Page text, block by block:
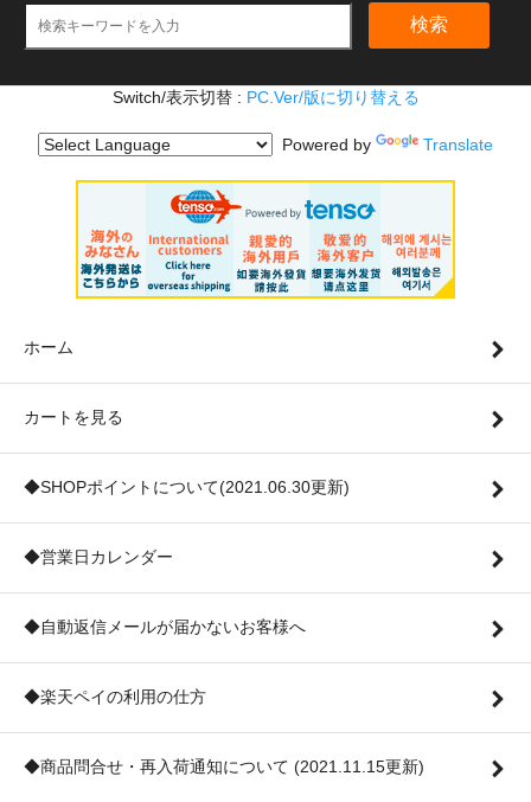
検索
Switch/表示切替 : PC.Ver/版に切り替える
Powered by Translate
ホーム
カートを見る
◆SHOPポイントについて(2021.06.30更新)
◆営業日カレンダー
◆自動返信メールが届かないお客様へ
◆楽天ペイの利用の仕方
◆商品問合せ・再入荷通知について (2021.11.15更新)